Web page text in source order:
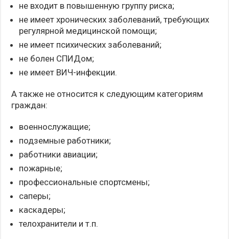
не входит в повышенную группу риска;
не имеет хронических заболеваний, требующих
регулярной медицинской помощи;
не имеет психических заболеваний;
не болен СПИДом;
не имеет ВИЧ-инфекции.
А также не относится к следующим категориям
граждан:
военнослужащие;
подземные работники;
работники авиации;
пожарные;
профессиональные спортсмены;
саперы;
каскадеры;
телохранители и т.п.